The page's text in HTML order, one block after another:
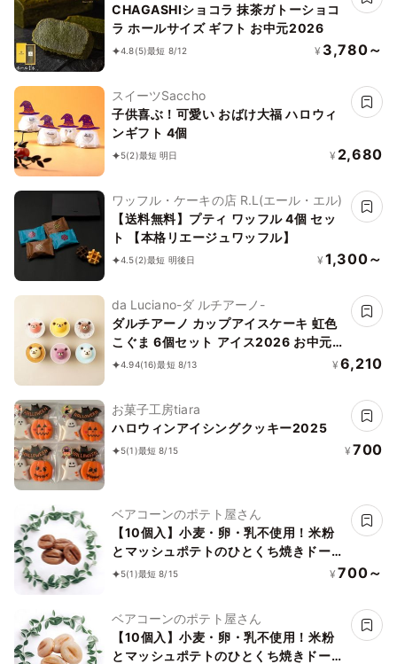
CHAGASHIショコラ 抹茶ガトーショコ
ラ ホールサイズ ギフト お中元2026
4.8(5)最短 8/12 ¥ 3,780～
スイーツSaccho
子供喜ぶ！可愛い おばけ大福 ハロウィ
ンギフト 4個
5(2)最短 明日 ¥ 2,680
ワッフル・ケーキの店 R.L(エール・エル)
【送料無料】プティ ワッフル 4個 セッ
ト 【本格リエージュワッフル】
4.5(2)最短 明後日 ¥ 1,300～
da Luciano-ダ ルチアーノ-
ダルチアーノ カップアイスケーキ 虹色
こぐま 6個セット アイス2026 お中元
2026
4.94(16)最短 8/13 ¥ 6,210
お菓子工房tiara
ハロウィンアイシングクッキー2025
5(1)最短 8/15 ¥ 700
ベアコーンのポテト屋さん
【10個入】小麦・卵・乳不使用！米粉
とマッシュポテトのひとくち焼きドーナ
ッツ チョコレート味
5(1)最短 8/15 ¥ 700～
ベアコーンのポテト屋さん
【10個入】小麦・卵・乳不使用！米粉
とマッシュポテトのひとくち焼きドーナ